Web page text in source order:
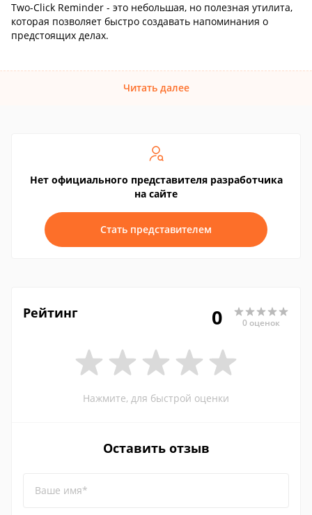
Two-Click Reminder - это небольшая, но полезная утилита,
которая позволяет быстро создавать напоминания о
предстоящих делах.
Читать далее
Нет официального представителя разработчика
на сайте
Стать представителем
Рейтинг 0 0 оценок
Нажмите, для быстрой оценки
Оставить отзыв
Ваше имя*